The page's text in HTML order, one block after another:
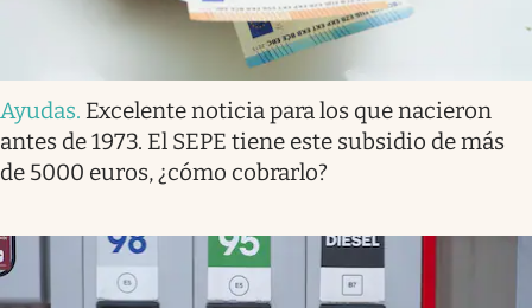
Ayudas. Excelente noticia para los que nacieron
antes de 1973. El SEPE tiene este subsidio de más
de 5000 euros, ¿cómo cobrarlo?